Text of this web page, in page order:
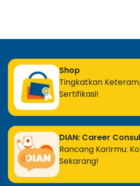
Shop
Tingkatkan
Sertifikasi!
DIAN: Career
Rancang Karirmu:
Sekarang!